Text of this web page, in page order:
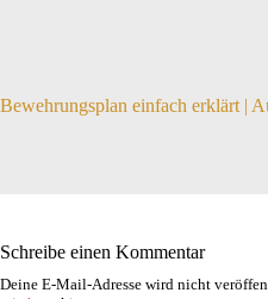
Bewehrungsplan einfach erklärt |
Schreibe einen Kommentar
Deine E-Mail-Adresse wird nicht